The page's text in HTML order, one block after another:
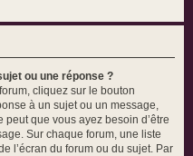
ou une réponse ?
cliquez sur le bouton
à un sujet ou un message,
que vous ayez besoin d’être
Sur chaque forum, une liste
l’écran du forum ou du sujet. Par